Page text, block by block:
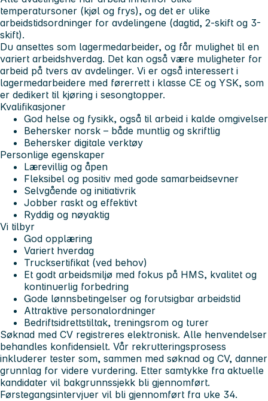
temperatursoner (kjøl og frys), og det er ulike
arbeidstidsordninger for avdelingene (dagtid, 2-skift og 3-
skift).
Du ansettes som lagermedarbeider, og får mulighet til en
variert arbeidshverdag. Det kan også være muligheter for
arbeid på tvers av avdelinger. Vi er også interessert i
lagermedarbeidere med førerrett i klasse CE og YSK, som
er dedikert til kjøring i sesongtopper.
Kvalifikasjoner
God helse og fysikk, også til arbeid i kalde omgivelser
Behersker norsk – både muntlig og skriftlig
Behersker digitale verktøy
Personlige egenskaper
Lærevillig og åpen
Fleksibel og positiv med gode samarbeidsevner
Selvgående og initiativrik
Jobber raskt og effektivt
Ryddig og nøyaktig
Vi tilbyr
God opplæring
Variert hverdag
Trucksertifikat (ved behov)
Et godt arbeidsmiljø med fokus på HMS, kvalitet og
kontinuerlig forbedring
Gode lønnsbetingelser og forutsigbar arbeidstid
Attraktive personalordninger
Bedriftsidrettstiltak, treningsrom og turer
Søknad med CV registreres elektronisk. Alle henvendelser
behandles konfidensielt. Vår rekrutteringsprosess
inkluderer tester som, sammen med søknad og CV, danner
grunnlag for videre vurdering. Etter samtykke fra aktuelle
kandidater vil bakgrunnssjekk bli gjennomført.
Førstegangsintervjuer vil bli gjennomført fra uke 34.